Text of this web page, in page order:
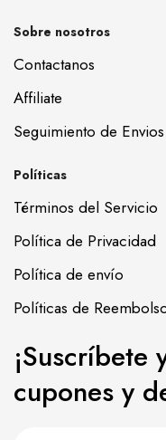
Sobre nosotros
Contactanos
Affiliate
Seguimiento de Envios
Políticas
Términos del Servicio
Política de Privacidad
Política de envío
Políticas de
¡Suscríbete
cupones y